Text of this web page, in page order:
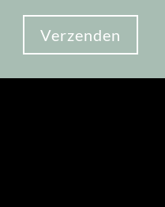
Verzenden